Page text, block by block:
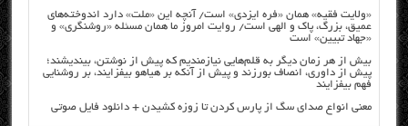
«ولایت فقیه» همان «فره ایزدی» است/ آنچه این «ملت» دارد اندوخته‌های
عمیق، بزرگ، پاک و الهی است/ روایت امروز ما همان مسئله «روشنگری» و
«جهاد تبیین» است
بیش از هر زمان دیگر به قلم‌هایی نیازمندیم که پیش از نوشتن، بیندیشند؛
پیش از داوری، انصاف بورزند و پیش از آنکه بر هیاهو بیفزایند، بر روشنایی
فهم بیفزایند
معنی انواع صدای سگ از پارس کردن تا زوزه کشیدن + دانلود فایل صوتی